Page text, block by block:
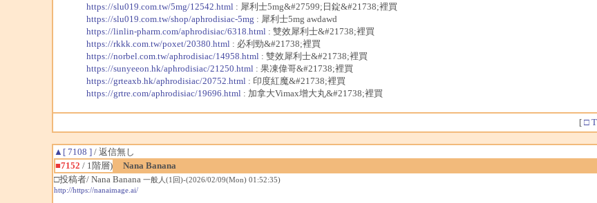
https://slu019.com.tw/5mg/12542.html : 犀利士5mg&#27599;日錠&#21738;裡買
https://slu019.com.tw/shop/aphrodisiac-5mg : 犀利士5mg awdawd
https://linlin-pharm.com/aphrodisiac/6318.html : 雙效犀利士&#21738;裡買
https://rkkk.com.tw/poxet/20380.html : 必利勁&#21738;裡買
https://norbel.com.tw/aphrodisiac/14958.html : 雙效犀利士&#21738;裡買
https://sunyeeon.hk/aphrodisiac/21250.html : 果凍偉哥&#21738;裡買
https://grteaxb.hk/aphrodisiac/20752.html : 印度紅魔&#21738;裡買
https://grtre.com/aphrodisiac/19696.html : 加拿大Vimax增大丸&#21738;裡買
[ □
▲[ 7108 ]/ 返信無し
■7152 / 1階層)
Nana Banana
□投稿者/ Nana Banana 一般人(1回)-(2026/02/09(Mon) 01:52:35)
http://https://nanaimage.ai/